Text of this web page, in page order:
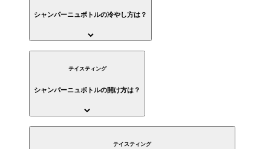
シャンパーニュボトルの冷やし方は？
テイスティング
シャンパーニュボトルの開け方は？
テイスティング